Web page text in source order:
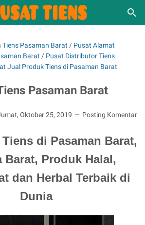
Tiens Pasaman Barat / Pusat Alamat
Barat / Pusat Distributor Tiens
Jual Produk Tiens di Pasaman Barat
Pasaman Barat
Oktober 25, 2019 Posting Komentar
di Pasaman Barat,
Barat, Produk Halal,
dan Herbal Terbaik di
Dunia